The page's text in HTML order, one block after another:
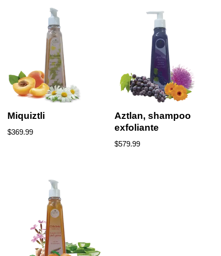
Miquiztli
$369.99
Aztlan, shampoo
exfoliante
$579.99